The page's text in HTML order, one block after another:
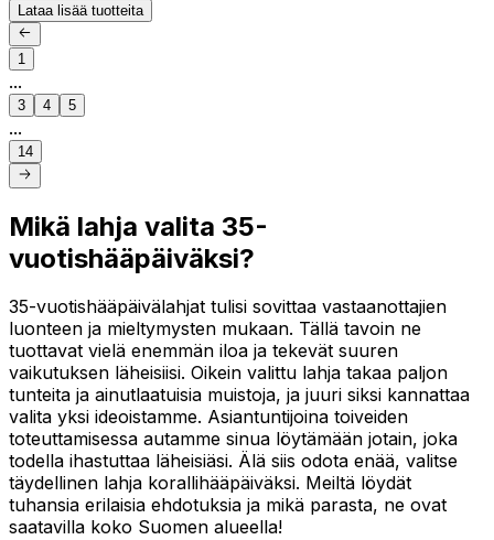
Lataa lisää tuotteita
1
...
3 4 5
...
14
Mikä lahja valita 35-
vuotishääpäiväksi?
35-vuotishääpäivälahjat tulisi sovittaa vastaanottajien
luonteen ja mieltymysten mukaan. Tällä tavoin ne
tuottavat vielä enemmän iloa ja tekevät suuren
vaikutuksen läheisiisi. Oikein valittu lahja takaa paljon
tunteita ja ainutlaatuisia muistoja, ja juuri siksi kannattaa
valita yksi ideoistamme. Asiantuntijoina toiveiden
toteuttamisessa autamme sinua löytämään jotain, joka
todella ihastuttaa läheisiäsi. Älä siis odota enää, valitse
täydellinen lahja korallihääpäiväksi. Meiltä löydät
tuhansia erilaisia ehdotuksia ja mikä parasta, ne ovat
saatavilla koko Suomen alueella!